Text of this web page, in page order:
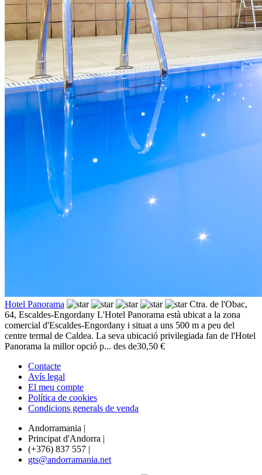
Hotel Panorama
Ctra. de l'Obac,
64, Escaldes-Engordany L'Hotel Panorama està ubicat a la zona
comercial d'Escaldes-Engordany i situat a uns 500 m a peu del
centre termal de Caldea. La seva ubicació privilegiada fan de l'Hotel
Panorama la millor opció p... des de30,50 €
Contacte
Avís legal
El meu compte
Política de cookies
Condicions generals de venda
Andorramania |
Principat d'Andorra |
(+376) 837 557 |
gts@andorramania.net